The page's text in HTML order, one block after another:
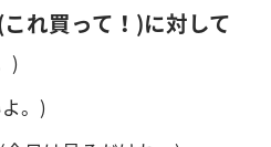
れ買って！)に対して
)
。)